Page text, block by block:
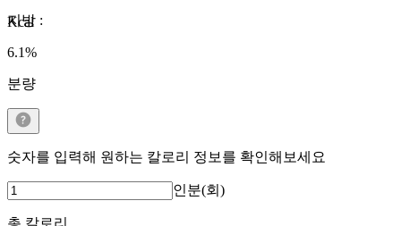
Kcal
지방 :
6.1%
분량
숫자를 입력해 원하는 칼로리 정보를 확인해보세요
인분(회)
총 칼로리